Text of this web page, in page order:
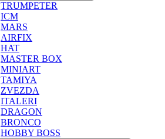
TRUMPETER
ICM
MARS
AIRFIX
HAT
MASTER BOX
MINIART
TAMIYA
ZVEZDA
ITALERI
DRAGON
BRONCO
HOBBY BOSS